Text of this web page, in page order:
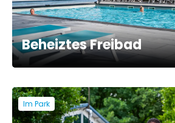
Beheiztes Freibad
Im Park